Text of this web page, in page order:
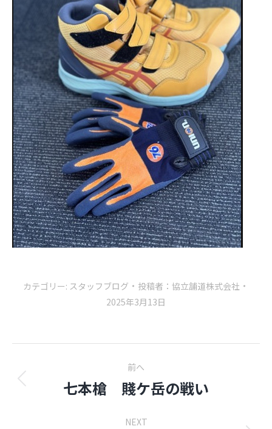
カテゴリー: スタッフブログ 投稿者： 協立舗道株式会社
2025年3月13日
navigation
前へ
前
投
七本槍 賤ケ岳の戦い
NEXT